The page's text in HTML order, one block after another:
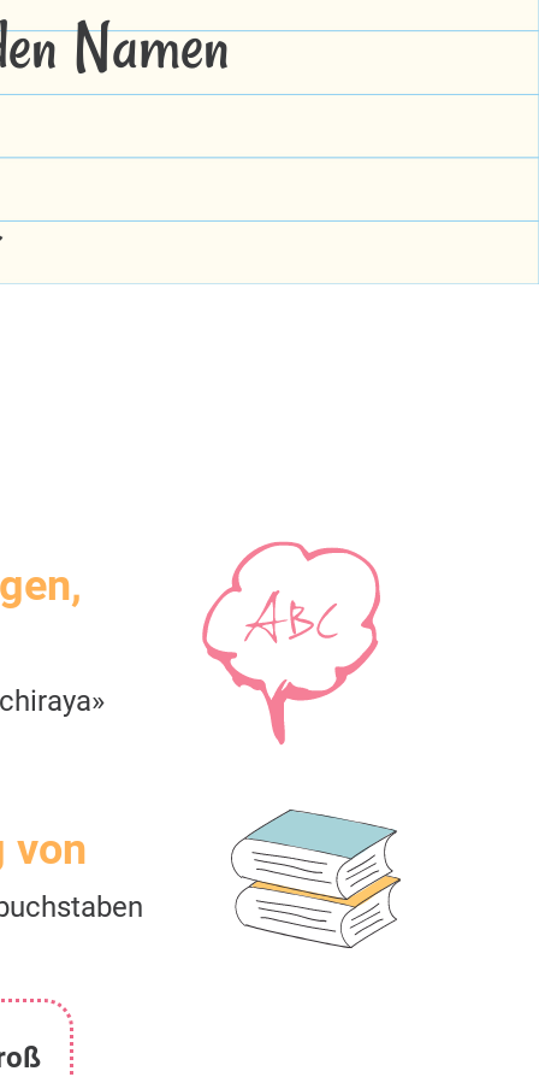
Namen
von